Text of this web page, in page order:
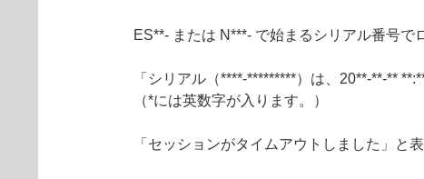
ES**- または N***- で始まるシリアル番号で
「シリアル（****-*********）は、20**-**-**
（*には英数字が入ります。）
「セッションがタイムアウトしました」と